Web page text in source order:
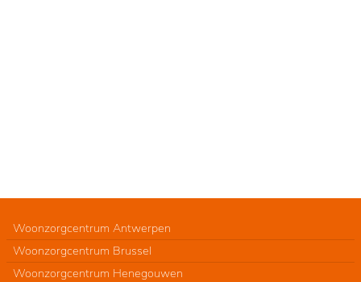
Woonzorgcentrum Antwerpen
Woonzorgcentrum Brussel
Woonzorgcentrum Henegouwen